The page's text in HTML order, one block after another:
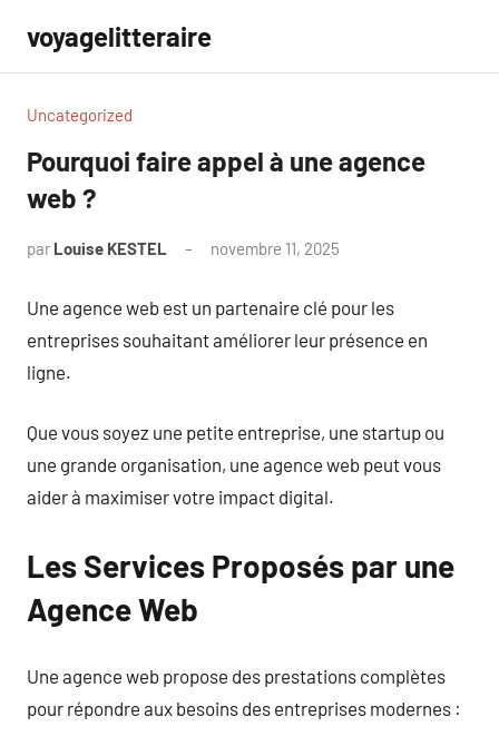
contenu
voyagelitteraire
Uncategorized
Pourquoi faire appel à une agence
web ?
par Louise KESTEL novembre 11, 2025
Une agence web est un partenaire clé pour les
entreprises souhaitant améliorer leur présence en
ligne.
Que vous soyez une petite entreprise, une startup ou
une grande organisation, une agence web peut vous
aider à maximiser votre impact digital.
Les Services Proposés par une
Agence Web
Une agence web propose des prestations complètes
pour répondre aux besoins des entreprises modernes :